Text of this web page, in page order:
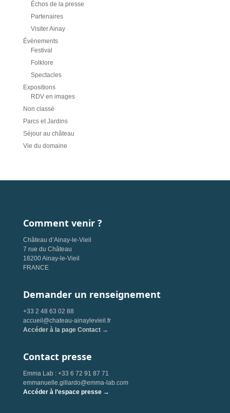
Échos de la presse
Partenaires
Visiter Ainay
Évènements
Festival
Folklore
Spectacles
Expositions
RDV en images
Non classé
Parcs et Jardins
Séjour au château
Vie du domaine
Comment venir ?
Château d’Ainay-le-Vieil
7 rue du Château
18200 Ainay-le-Vieil
FRANCE
Demander un renseignement
+33 2 48 63 02 88
accueil@chateau-ainaylevieil.fr
Accéder à la page Contact →
Contact presse
Emma Lab : +33 6 72 91 87 71
emmanuelle.gillardo@emma-lab.com
Accéder à l’espace presse →